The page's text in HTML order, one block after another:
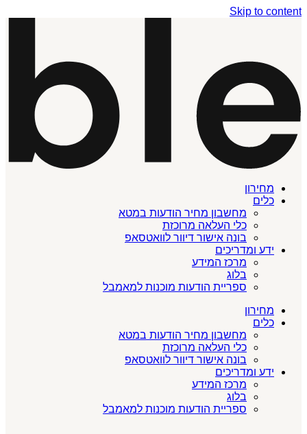
Skip to content
מחירון
כלים
מחשבון מחיר הודעות במטא
כלי העלאה מרוכזת
בונה אישור דיוור לוואטסאפ
ידע ומדריכים
מרכז המידע
בלוג
ספריית הודעות מוכנות למאמבל
מחירון
כלים
מחשבון מחיר הודעות במטא
כלי העלאה מרוכזת
בונה אישור דיוור לוואטסאפ
ידע ומדריכים
מרכז המידע
בלוג
ספריית הודעות מוכנות למאמבל